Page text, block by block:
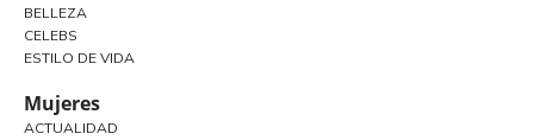
BELLEZA
CELEBS
ESTILO DE VIDA
Mujeres
ACTUALIDAD